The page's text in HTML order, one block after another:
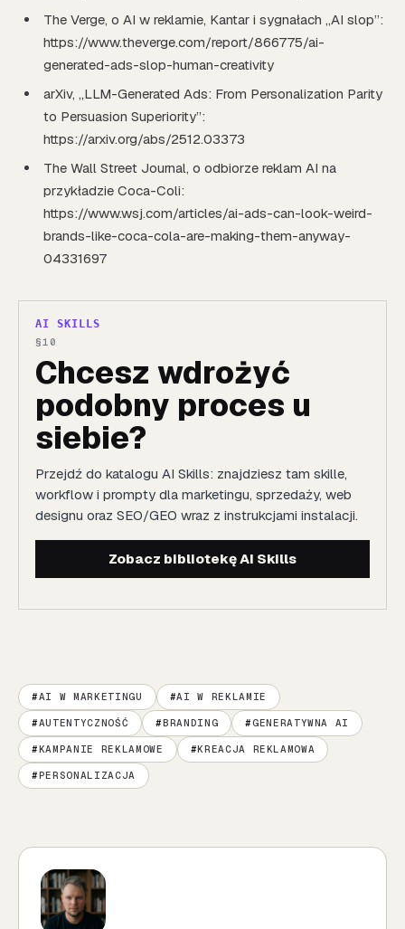
The Verge, o AI w reklamie, Kantar i sygnałach „AI slop”:
https://www.theverge.com/report/866775/ai-
generated-ads-slop-human-creativity
arXiv, „LLM-Generated Ads: From Personalization Parity
to Persuasion Superiority”:
https://arxiv.org/abs/2512.03373
The Wall Street Journal, o odbiorze reklam AI na
przykładzie Coca-Coli:
https://www.wsj.com/articles/ai-ads-can-look-weird-
brands-like-coca-cola-are-making-them-anyway-
04331697
AI SKILLS
Chcesz wdrożyć
podobny proces u
siebie?
Przejdź do katalogu AI Skills: znajdziesz tam skille,
workflow i prompty dla marketingu, sprzedaży, web
designu oraz SEO/GEO wraz z instrukcjami instalacji.
Zobacz bibliotekę AI Skills
AI W MARKETINGU AI W REKLAMIE
AUTENTYCZNOŚĆ BRANDING GENERATYWNA AI
KAMPANIE REKLAMOWE KREACJA REKLAMOWA
PERSONALIZACJA